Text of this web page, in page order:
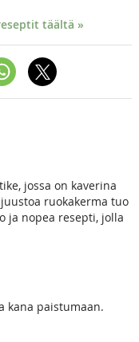
täältä »
jossa on kaverina
ruokakerma tuo
ja nopea resepti, jolla
kana paistumaan.